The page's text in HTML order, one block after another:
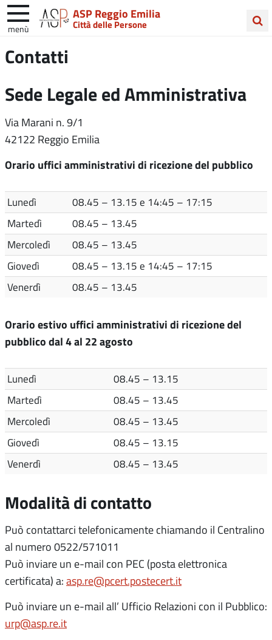
ASP Reggio Emilia
Città delle Persone
menù
nelContatti
Sede Legale ed Amministrativa
Via Marani n. 9/1
42122 Reggio Emilia
Orario uffici amministrativi di ricezione del pubblico
Lunedì
08.45 – 13.15 e 14:45 – 17:15
Martedì
08.45 – 13.45
Mercoledì
08.45 – 13.45
Giovedì
08.45 – 13.15 e 14:45 – 17:15
Venerdì
08.45 – 13.45
Orario estivo uffici amministrativi di ricezione del
pubblico dal 4 al 22 agosto
Lunedì
08.45 – 13.15
Martedì
08.45 – 13.45
Mercoledì
08.45 – 13.45
Giovedì
08.45 – 13.15
Venerdì
08.45 – 13.45
Modalità di contatto
Può contattarci telefonicamente chiamando il Centralino
al numero 0522/571011
Può inviare un e-mail con PEC (posta elettronica
certificata) a: asp.re@pcert.postecert.it
Può inviare un e-mail all’ Ufficio Relazioni con il Pubblico:
urp@asp.re.it